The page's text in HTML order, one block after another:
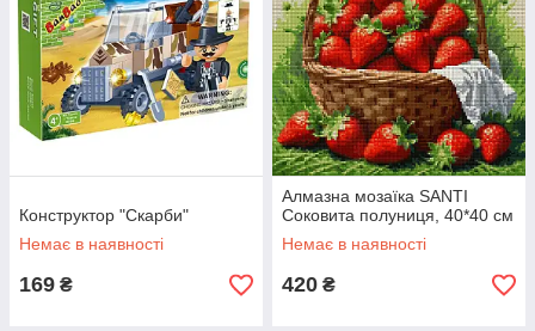
Конструктор "Скарби"
Немає в наявності
169 ₴
Алмазна мозаїка SANTI
Соковита полуниця, 40*40 см
Немає в наявності
420 ₴